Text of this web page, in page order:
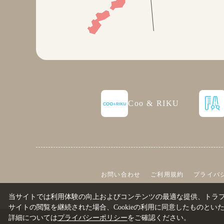
Coo & RIKU
お問い合わせ ご利用規約 プライバ
当サイトでは利用体験の向上およびコンテンツの最適な提供、トラ
サイトの閲覧を継続された場合、Cookieの利用に同意したものとい
詳細についてはプライバシーポリシーをご確認ください。